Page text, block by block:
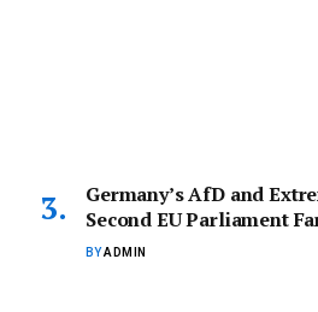
Germany’s AfD and
Second EU Parliament
BYADMIN